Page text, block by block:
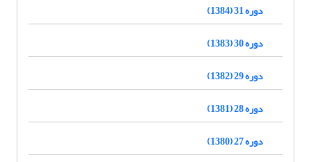
دوره 31 (1384)
دوره 30 (1383)
دوره 29 (1382)
دوره 28 (1381)
دوره 27 (1380)